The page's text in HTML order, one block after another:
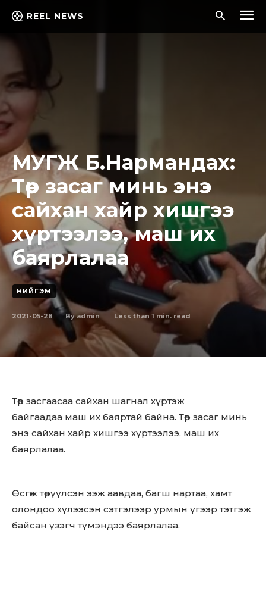
REEL NEWS
МУГЖ Б.Нармандах:
Төр засаг минь энэ
сайхан хайр хишгээ
хүртээлээ, маш их
баярлалаа
НИЙГЭМ
2021-05-28 By admin Less than 1 min. read
Төр засгаасаа сайхан шагнал хүртэж
байгаадаа маш их баяртай байна. Төр засаг минь
энэ сайхан хайр хишгээ хүртээлээ, маш их
баярлалаа.
Өсгөж төрүүлсэн ээж аавдаа, багш нартаа, хамт
олондоо хүлээсэн сэтгэлээр урмын үгээр тэтгэж
байсан үзэгч түмэндээ баярлалаа.